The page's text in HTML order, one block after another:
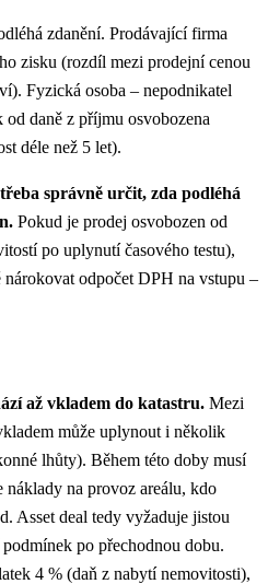
zdanění. Prodávající firma
zisku (rozdíl mezi prodejní cenou
Fyzická osoba – nepodnikatel
daně z příjmu osvobozena
déle než 5 let).
správně určit, zda podléhá
Pokud je prodej osvobozen od
po uplynutí časového testu),
odpočet DPH na vstupu –
až vkladem do katastru. Mezi
může uplynout i několik
lhůty)​. Během této doby musí
náklady na provoz areálu, kdo
Asset deal tedy vyžaduje jistou
po přechodnou dobu.
4 % (daň z nabytí nemovitosti),